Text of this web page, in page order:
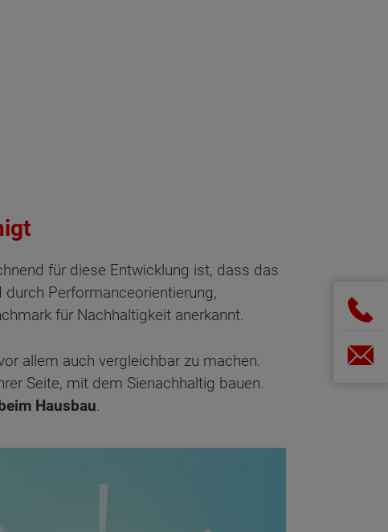
für diese Entwicklung ist, dass das
Performanceorientierung,
für Nachhaltigkeit anerkannt.
allem auch vergleichbar zu machen.
Seite, mit dem Sienachhaltig bauen.
Hausbau.